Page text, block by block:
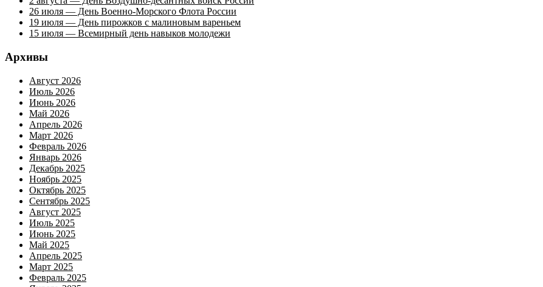
26 июля — День Военно-Морского Флота России
19 июля — День пирожков с малиновым вареньем
15 июля — Всемирный день навыков молодежи
Архивы
Август 2026
Июль 2026
Июнь 2026
Май 2026
Апрель 2026
Март 2026
Февраль 2026
Январь 2026
Декабрь 2025
Ноябрь 2025
Октябрь 2025
Сентябрь 2025
Август 2025
Июль 2025
Июнь 2025
Май 2025
Апрель 2025
Март 2025
Февраль 2025